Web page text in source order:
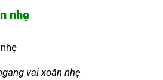
nhẹ
vai xoăn nhẹ